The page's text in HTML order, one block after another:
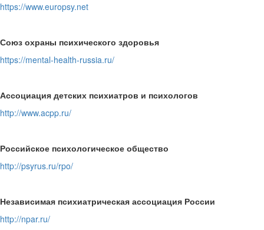
https://www.europsy.net
Союз охраны психического здоровья
https://mental-health-russia.ru/
Ассоциация детских психиатров и психологов
http://www.acpp.ru/
Российское психологическое общество
http://psyrus.ru/rpo/
Независимая психиатрическая ассоциация России
http://npar.ru/